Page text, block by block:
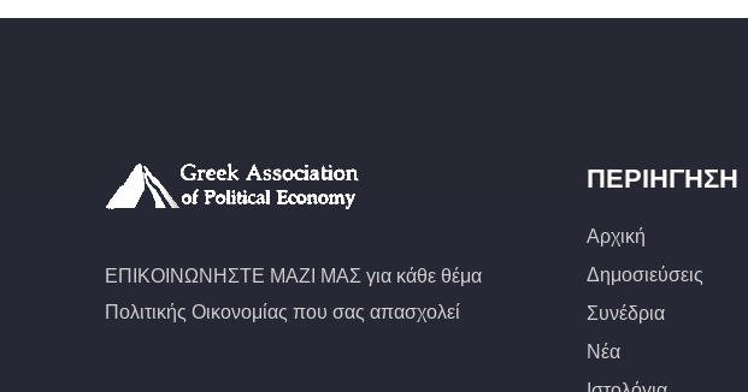
ΕΠΙΚΟΙΝΩΝΗΣΤΕ ΜΑΖΙ ΜΑΣ για κάθε θέμα
Πολιτικής Οικονομίας που σας απασχολεί
ΠΕΡΙΉΓΗΣΗ
Αρχική
Δημοσιεύσεις
Συνέδρια
Νέα